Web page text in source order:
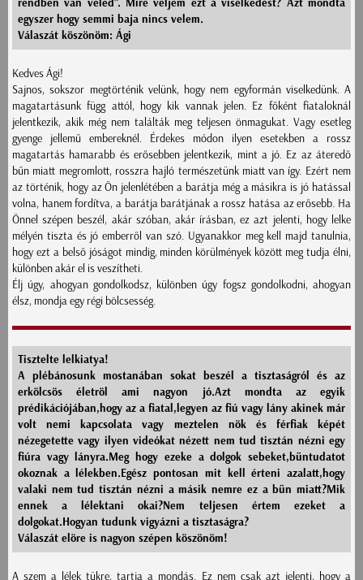
rendben van veled". Mire véljem ezt a viselkedést? Azt mondta
egyszer hogy semmi baja nincs velem.
Válaszát köszönöm: Ági
Kedves Ági!
Sajnos, sokszor megtörténik velünk, hogy nem egyformán viselkedünk. A
magatartásunk függ attól, hogy kik vannak jelen. Ez főként fiataloknál
jelentkezik, akik még nem találták meg teljesen önmagukat. Vagy esetleg
gyenge jellemű embereknél. Érdekes módon ilyen esetekben a rossz
magatartás hamarabb és erősebben jelentkezik, mint a jó. Ez az áteredő
bűn miatt megromlott, rosszra hajló természetünk miatt van így. Ezért nem
az történik, hogy az Ön jelenlétében a barátja még a másikra is jó hatással
volna, hanem fordítva, a barátja barátjának a rossz hatása az erősebb. Ha
Önnel szépen beszél, akár szóban, akár írásban, ez azt jelenti, hogy lelke
mélyén tiszta és jó emberről van szó. Ugyanakkor meg kell majd tanulnia,
hogy ezt a belső jóságot mindig, minden körülmények között meg tudja élni,
különben akár el is veszítheti.
Élj úgy, ahogyan gondolkodsz, különben úgy fogsz gondolkodni, ahogyan
élsz, mondja egy régi bölcsesség.
Tisztelte lelkiatya!
A plébánosunk mostanában sokat beszél a tisztaságról és az
erkölcsös életröl ami nagyon jó.Azt mondta az egyik
prédikációjában,hogy az a fiatal,legyen az fiú vagy lány akinek már
volt nemi kapcsolata vagy meztelen nök és férfiak képét
nézegetette vagy ilyen videókat nézett nem tud tisztán nézni egy
fiúra vagy lányra.Meg hogy ezeke a dolgok sebeket,büntudatot
okoznak a lélekben.Egész pontosan mit kell érteni azalatt,hogy
valaki nem tud tisztán nézni a másik nemre ez a bün miatt?Mik
ennek a lélektani okai?Nem teljesen értem ezeket a
dolgokat.Hogyan tudunk vigyázni a tisztaságra?
Válaszát elöre is nagyon szépen köszönöm!
A szem a lélek tükre, tartja a mondás. Ez nem csak azt jelenti, hogy a